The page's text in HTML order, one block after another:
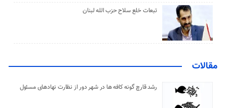
تبعات خلع سلاح حزب الله لبنان
مقالات
رشد قارچ گونه کافه ها در شهر دور از نظارت نهادهای مسئول